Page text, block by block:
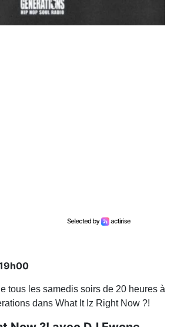
tous les samedis soirs de 20 heures à
dans What It Iz Right Now ?!